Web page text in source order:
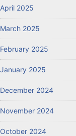
April 2025
March 2025
February 2025
January 2025
December 2024
November 2024
October 2024